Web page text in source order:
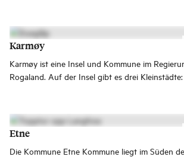
Karmøy
Karmøy ist eine Insel und Kommune im
Rogaland. Auf der Insel gibt es drei
Etne
Die Kommune Etne Kommune liegt im Süden